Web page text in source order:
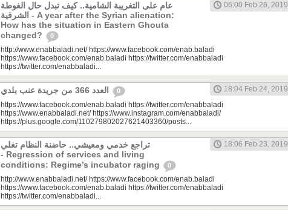
عام على التغريبة الشامية.. كيف تبدل حال الغوطة
الشرقية - A year after the Syrian alienation:
How has the situation in Eastern Ghouta
changed?
0
06:00 Feb 26, 2019
http://www.enabbaladi.net/ https://www.facebook.com/enab.baladi
https://www.facebook.com/enab.baladi https://twitter.com/enabbaladi
https://twitter.com/enabbaladi...
0
18:04 Feb 24, 2019
https://www.facebook.com/enab.baladi https://twitter.com/enabbaladi
https://www.enabbaladi.net/ https://www.instagram.com/enabbaladi/
https://plus.google.com/110279802027621403360/posts...
تراجع خدمي ومعيشي.. حاضنة النظام تغلي
- Regression of services and living
conditions: Regime’s incubator raging
0
18:06 Feb 23, 2019
http://www.enabbaladi.net/ https://www.facebook.com/enab.baladi
https://www.facebook.com/enab.baladi https://twitter.com/enabbaladi
https://twitter.com/enabbaladi...